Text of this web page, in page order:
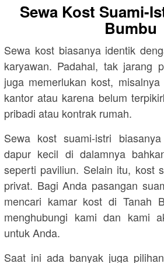
Sewa Kost Suami-
Bumbu
Sewa kost biasanya identik
karyawan. Padahal, tak jarang
juga memerlukan kost,
kantor atau karena belum
pribadi atau kontrak rumah.
Sewa kost suami-istri
dapur kecil di dalamnya
seperti paviliun. Selain itu, kost
privat. Bagi Anda pasangan
mencari kamar kost di Tanah
menghubungi kami dan kami
untuk Anda.
Saat ini ada banyak juga pilihan